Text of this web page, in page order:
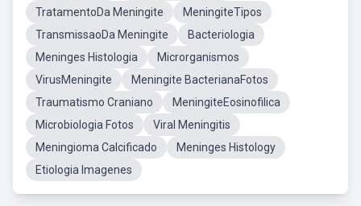
TratamentoDa Meningite
MeningiteTipos
TransmissaoDa Meningite
Bacteriologia
Meninges Histologia
Microrganismos
VirusMeningite
Meningite BacterianaFotos
Traumatismo Craniano
MeningiteEosinofilica
Microbiologia Fotos
Viral Meningitis
Meningioma Calcificado
Meninges Histology
Etiologia Imagenes